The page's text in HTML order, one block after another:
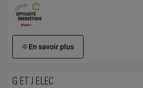
En savoir plus
G ET J ELEC